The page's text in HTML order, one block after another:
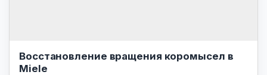
Восстановление вращения коромысел в
Miele